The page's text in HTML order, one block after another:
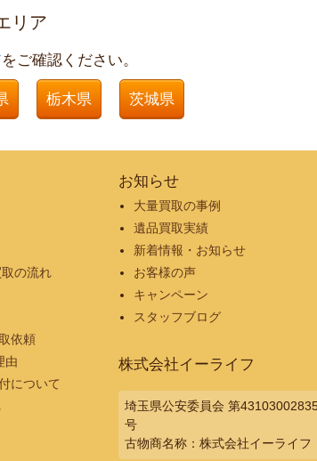
リア
をご確認ください。
栃木県 茨城県
の流れ
依頼
由
について
お知らせ
大量買取の事例
遺品買取実績
新着情報・お知らせ
お客様の声
キャンペーン
スタッフブログ
株式会社イーライフ
埼玉県公安委員会 第
号
古物商名称：株式会社イーライフ